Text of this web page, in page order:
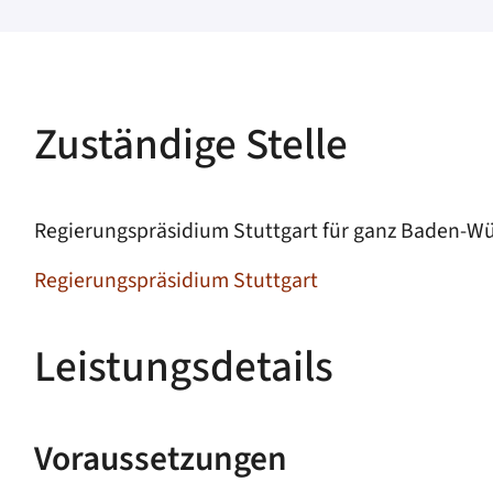
Zuständige Stelle
Regierungspräsidium Stuttgart für ganz Baden-
Regierungspräsidium Stuttgart
Leistungsdetails
Voraussetzungen